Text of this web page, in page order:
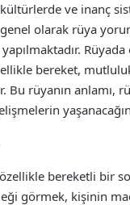
ve inanç
olarak rüya
Rüyada
bereket,
Bu rüyanın anlamı,
bereketli bir
görmek, kişinin